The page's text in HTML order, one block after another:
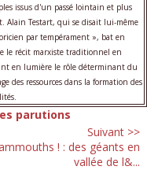
issus d'un passé lointain et plus
Alain Testart, qui se disait lui-même
par tempérament », bat en
le récit marxiste traditionnel en
en lumière le rôle déterminant du
des ressources dans la formation des
parutions
Suivant >>
! : des géants en
vallée de l&...